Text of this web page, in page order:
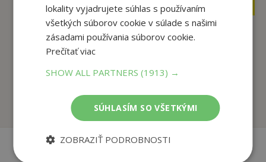
Billie Eilish:
neofici...
autor neuvedený
Na sklade
lokality vyjadrujete súhlas s používaním
všetkých súborov cookie v súlade s našimi
zásadami používania súborov cookie.
Prečítať viac
SHOW ALL PARTNERS(1913) →
SÚHLASÍM SO VŠETKÝMI
ZOBRAZIŤ PODROBNOSTI